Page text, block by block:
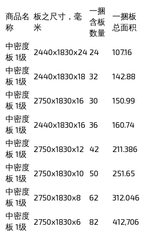
商品名
称
板之尺寸，毫
米
一捆
含板
数量
一捆板
总面积
中密度
板 1级
2440х1830х24 24
107.16
中密度
板 1级
2440х1830х18 32
142.88
中密度
板 1级
2750х1830х16 30
150.99
中密度
板 1级
2440х1830х16 36
160.74
中密度
板 1级
2750х1830х12 42
211.386
中密度
板 1级
2750х1830х10 50
251.65
中密度
板 1级
2750х1830х8 62
312.046
中密度
板 1级
2750х1830х6 82 412,706